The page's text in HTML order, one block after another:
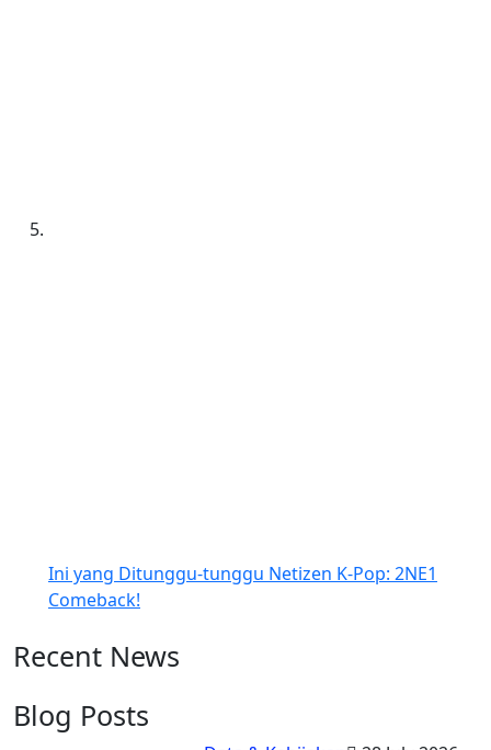
Ini yang Ditunggu-tunggu Netizen K-Pop: 2NE1
Comeback!
Recent News
Blog Posts